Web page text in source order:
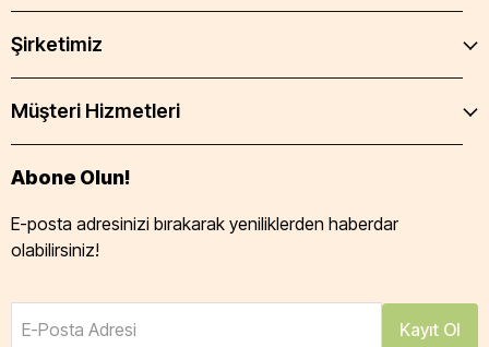
Şirketimiz
Müşteri Hizmetleri
Abone Olun!
E-posta adresinizi bırakarak yeniliklerden haberdar
olabilirsiniz!
E-Posta Adresi Kayıt Ol